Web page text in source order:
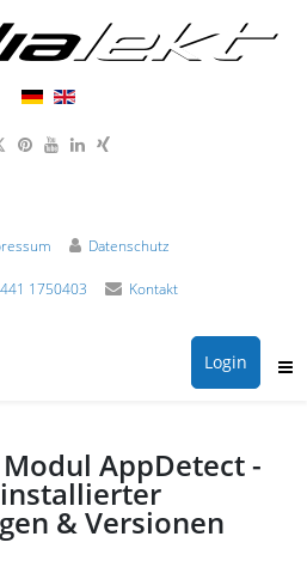
Datenschutz
1750403 Kontakt
Login
Modul AppDetect -
& Versionen